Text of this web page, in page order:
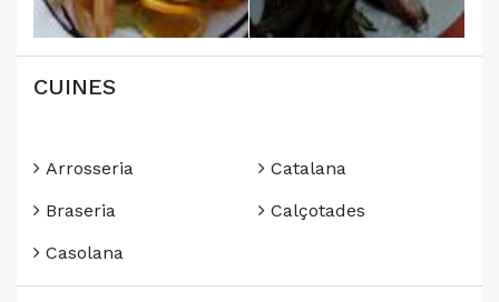
CUINES
Arrosseria
Braseria
Casolana
Catalana
Calçotades